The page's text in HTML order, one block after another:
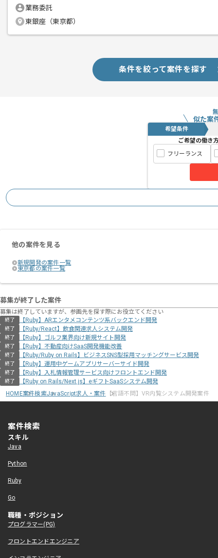
積極的に最先端技術を導入されているた
新しい技術に触れながら多くの経験を
業務委託
東銀座（東京都）
条件を絞って案件を探す
似た案
希望条件
ご希望の働き
フリーランス
他の案件を見る
新規開発の案件一覧
東京都の案件一覧
募集が終了した案件
募集は終了していますが、参画先を探す際にお役立てください
終了 【Ruby】ARエンタメコンテンツ系バックエンド開発
終了 【Ruby/React】飲食関連求人システム開発
終了 【Ruby】ゴルフ業界向け新規サイト開発
終了 【Ruby】不動産向けSaaS開発機能改善
終了 【Ruby/Ruby on Rails】ビジネスSNS型採用マッチングサービス開発
終了 【Ruby】運用中ゲームアプリサーバーサイド開発
終了 【Ruby】入札情報管理サービス向けフロントエンド開発
終了
【Ruby on Rails/Next.js】eギフトSaaSシステム開発
HOME案件検索JavaScript求人・案件 【言語不問】VR内覧システム開発案件
案件検索
スキル
Java
Python
Ruby
Go
職種・ポジション
プログラマー(PG)
フロントエンドエンジニア